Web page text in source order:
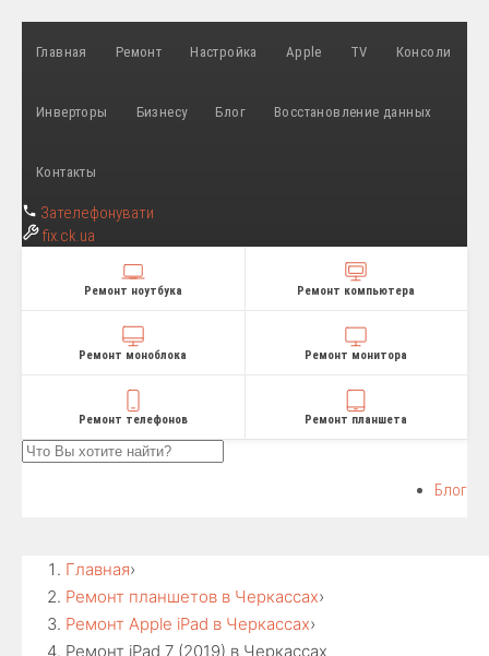
Главная Ремонт Настройка Apple TV Консоли
Инверторы Бизнесу Блог Восстановление данных
Контакты
Зателефонувати
fix.ck.ua
Ремонт ноутбука Ремонт компьютера
Ремонт моноблока Ремонт монитора
Ремонт телефонов Ремонт планшета
Блог
Главная›
Ремонт планшетов в Черкассах›
Ремонт Apple iPad в Черкассах›
Ремонт iPad 7 (2019) в Черкассах